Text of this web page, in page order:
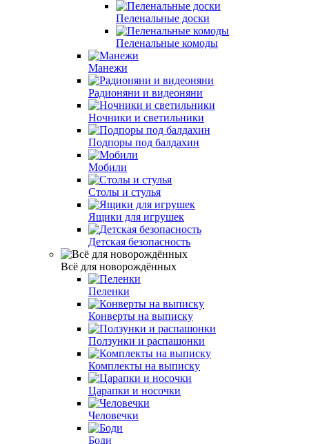
Пеленальные доски
Пеленальные комоды
Манежи
Радионяни и видеоняни
Ночники и светильники
Подпоры под балдахин
Мобили
Столы и стулья
Ящики для игрушек
Детская безопасность
Всё для новорождённых
Пеленки
Конверты на выписку
Ползунки и распашонки
Комплекты на выписку
Царапки и носочки
Человечки
Боди